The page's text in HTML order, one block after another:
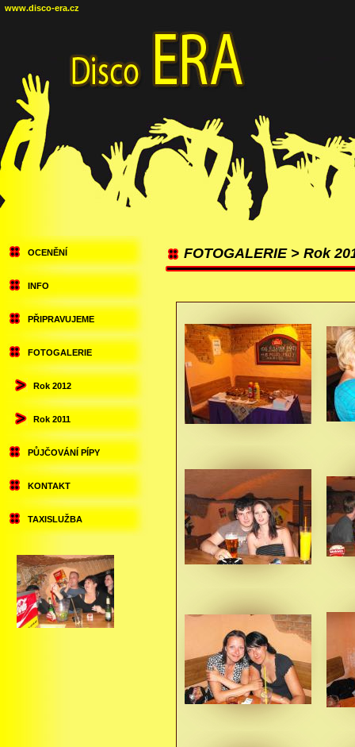
www.disco-era.cz
OCENĚNÍ
INFO
PŘIPRAVUJEME
FOTOGALERIE
Rok 2012
Rok 2011
PŮJČOVÁNÍ PÍPY
KONTAKT
TAXISLUŽBA
FOTOGALERIE > Rok